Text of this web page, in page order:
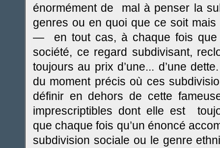
énormément de mal à penser la
genres ou en quoi que ce soit
— en tout cas, à chaque fois que
société, ce regard subdivisant,
toujours au prix d’une... d’une
du moment précis où ces
définir en dehors de cette
imprescriptibles dont elle est
que chaque fois qu’un énoncé
subdivision sociale ou le genre